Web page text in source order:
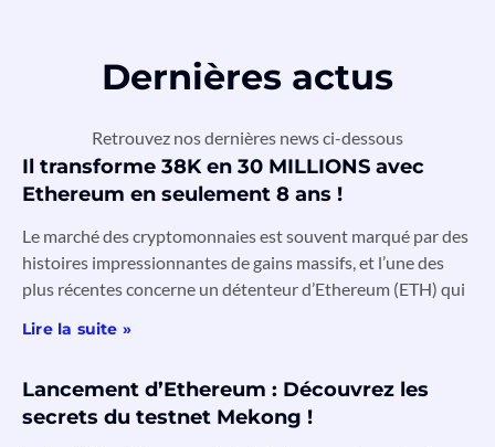
Dernières actus
Retrouvez nos dernières news ci-dessous
Il transforme 38K en 30 MILLIONS avec
Ethereum en seulement 8 ans !
Le marché des cryptomonnaies est souvent marqué par des
histoires impressionnantes de gains massifs, et l’une des
plus récentes concerne un détenteur d’Ethereum (ETH) qui
Lire la suite »
Lancement d’Ethereum : Découvrez les
secrets du testnet Mekong !